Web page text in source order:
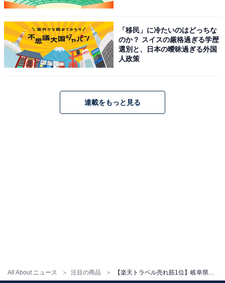
All About ニュース 注目の商品
部
全国の人気ホテルから今泊まりたい宿を厳選してご紹介。日々更新
される売れ筋ランキングや、見逃せないセール・キャンペーン情報
など、お得に旅を楽しむための秘けつが満載です。さらに、ここで
こちらもおすすめ
「移民」に冷たいのはどっちな
のか？ スイスの厳格過ぎる学歴
選別と、日本の曖昧過ぎる外国
人政策
連載をもっと見る